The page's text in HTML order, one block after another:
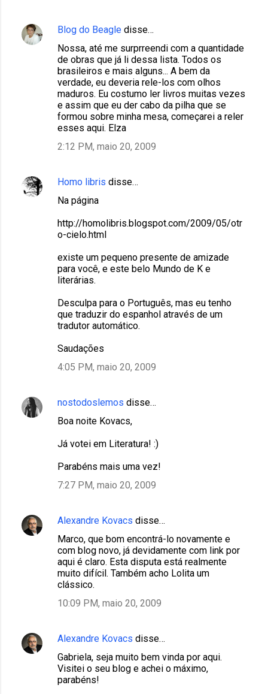
Blog do Beagle disse…
Nossa, até me surprreendi com a quantidade
de obras que já li dessa lista. Todos os
brasileiros e mais alguns... A bem da
verdade, eu deveria rele-los com olhos
maduros. Eu costumo ler livros muitas vezes
e assim que eu der cabo da pilha que se
formou sobre minha mesa, começarei a reler
esses aqui. Elza
2:12 PM, maio 20, 2009
Homo libris disse…
Na página
http://homolibris.blogspot.com/2009/05/otr
o-cielo.html
existe um pequeno presente de amizade
para você, e este belo Mundo de K e
literárias.
Desculpa para o Português, mas eu tenho
que traduzir do espanhol através de um
tradutor automático.
Saudações
4:05 PM, maio 20, 2009
nostodoslemos disse…
Boa noite Kovacs,
Já votei em Literatura! :)
Parabéns mais uma vez!
7:27 PM, maio 20, 2009
Alexandre Kovacs disse…
Marco, que bom encontrá-lo novamente e
com blog novo, já devidamente com link por
aqui é claro. Esta disputa está realmente
muito difícil. Também acho Lolita um
clássico.
10:09 PM, maio 20, 2009
Alexandre Kovacs disse…
Gabriela, seja muito bem vinda por aqui.
Visitei o seu blog e achei o máximo,
parabéns!